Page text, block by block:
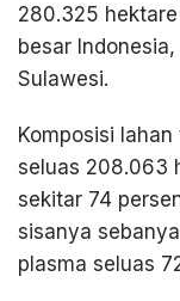
280.325
besar
Sulawesi.
Komposisi
seluas 208.063
sekitar 74
sisanya
plasma seluas